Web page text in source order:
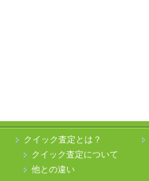
クイック査定とは？
クイック査定について
他との違い